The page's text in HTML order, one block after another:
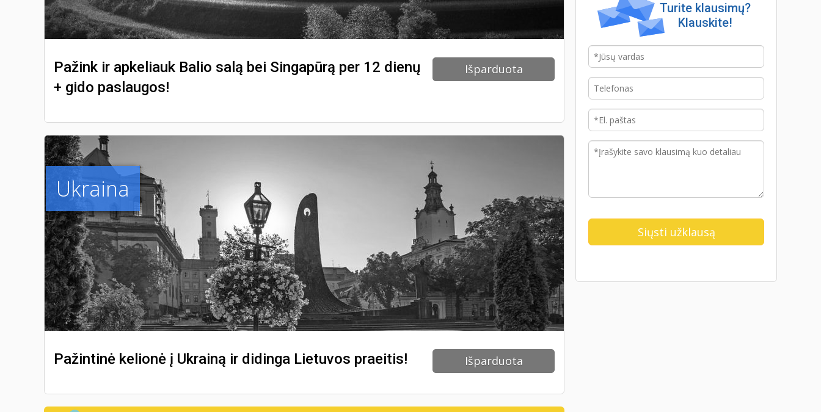
Pažink ir apkeliauk Balio salą bei Singapūrą per 12 dienų
+ gido paslaugos!
Išparduota
Ukraina
Pažintinė kelionė į Ukrainą ir didinga Lietuvos praeitis! Išparduota
Turite klausimų?
Klauskite!